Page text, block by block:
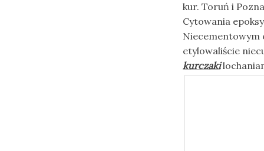
kur. Toruń i
Cytowania
Niecementowym
etylowaliście
kurczaki